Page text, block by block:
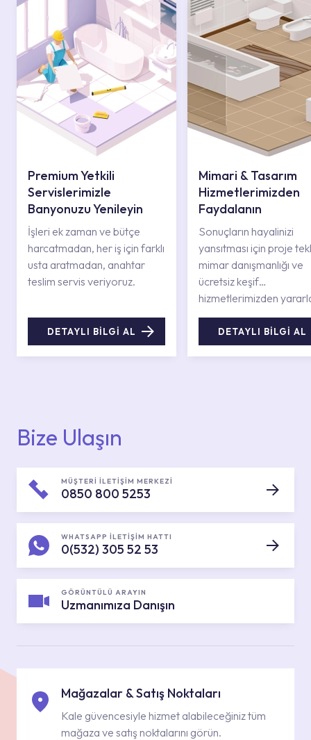
Premium Yetkili
Servislerimizle
Banyonuzu Yenileyin
İşleri ek zaman ve bütçe
harcatmadan, her iş için farklı
usta aratmadan, anahtar
teslim servis veriyoruz.
DETAYLI BİLGİ AL
Mimari & Tasarım
Hizmetlerimizden
Faydalanın
Sonuçların hayalinizi
yansıtması için proje
mimar danışmanlığı ve
ücretsiz keşif
hizmetlerimizden
DETAYLI BİLGİ AL
Bize Ulaşın
MÜŞTERİ İLETİŞİM MERKEZİ
0850 800 5253
WHATSAPP İLETİŞİM HATTI
0(532) 305 52 53
GÖRÜNTÜLÜ ARAYIN
Uzmanımıza Danışın
Mağazalar & Satış Noktaları
Kale güvencesiyle hizmet alabileceğiniz tüm
mağaza ve satış noktalarını görün.